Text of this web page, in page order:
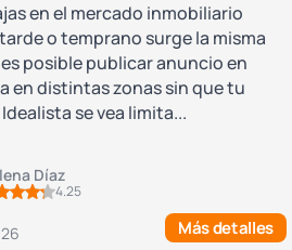
en el mercado inmobiliario
o temprano surge la misma
posible publicar anuncio en
en distintas zonas sin que tu
se vea limita...
Díaz
4.25
Más detalles